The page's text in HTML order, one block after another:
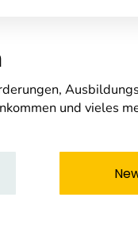
und vieles